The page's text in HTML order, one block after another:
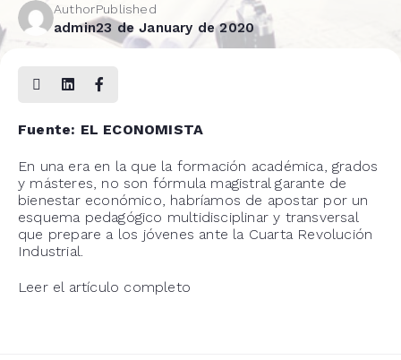
Author
admin
Published
23 de January de 2020
Fuente: EL ECONOMISTA
En una era en la que la formación académica, grados
y másteres, no son fórmula magistral garante de
bienestar económico, habríamos de apostar por un
esquema pedagógico multidisciplinar y transversal
que prepare a los jóvenes ante la Cuarta Revolución
Industrial.
Leer el artículo completo